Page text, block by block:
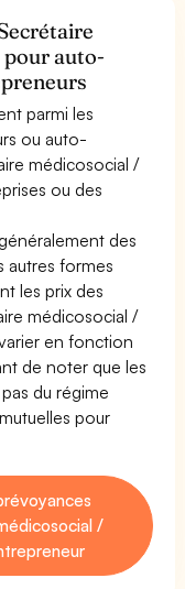
auto-
parmi les
ou auto-
médicosocial /
ou des
des
autres formes
les prix des
médicosocial /
en fonction
de noter que les
du régime
pour
/